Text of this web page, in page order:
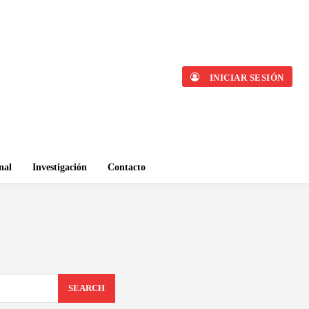
INICIAR SESIÓN
Investigación Contacto
SEARCH